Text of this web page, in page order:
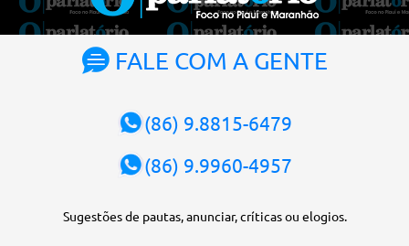
Roberto Barroso, que completará o mandato de dois anos. Ao
cumprimentar Fachin pela eleição, Barroso afirmou que o país
tem sorte de ter o ministro na cadeira de presidente da Corte.
“Considero, pessoalmente e institucionalmente, que é uma sorte
FALE COM A GENTE
(86) 9.8815-6479
(86) 9.9960-4957
Sugestões de pautas, anunciar, críticas ou elogios.